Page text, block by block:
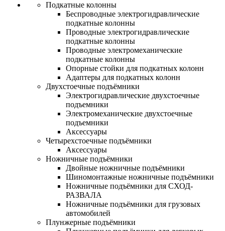
Подкатные колонны
Беспроводные электрогидравлические
подкатные колонны
Проводные электрогидравлические
подкатные колонны
Проводные электромеханические
подкатные колонны
Опорные стойки для подкатных колонн
Адаптеры для подкатных колонн
Двухстоечные подъёмники
Электрогидравлические двухстоечные
подъемники
Электромеханические двухстоечные
подъемники
Аксессуары
Четырехстоечные подъёмники
Аксессуары
Ножничные подъёмники
Двойные ножничные подъёмники
Шиномонтажные ножничные подъёмники
Ножничные подъёмники для СХОД-
РАЗВАЛА
Ножничные подъёмники для грузовых
автомобилей
Плунжерные подъёмники